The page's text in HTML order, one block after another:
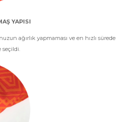
YAPISI
ağırlık yapmaması ve en hızlı sürede
seçildi.